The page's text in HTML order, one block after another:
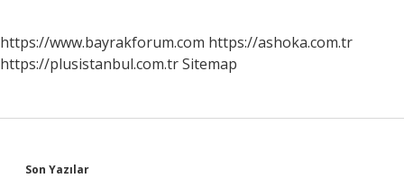
https://www.bayrakforum.com https://ashoka.com.tr
https://plusistanbul.com.trSitemap
Sidebar
Son Yazılar